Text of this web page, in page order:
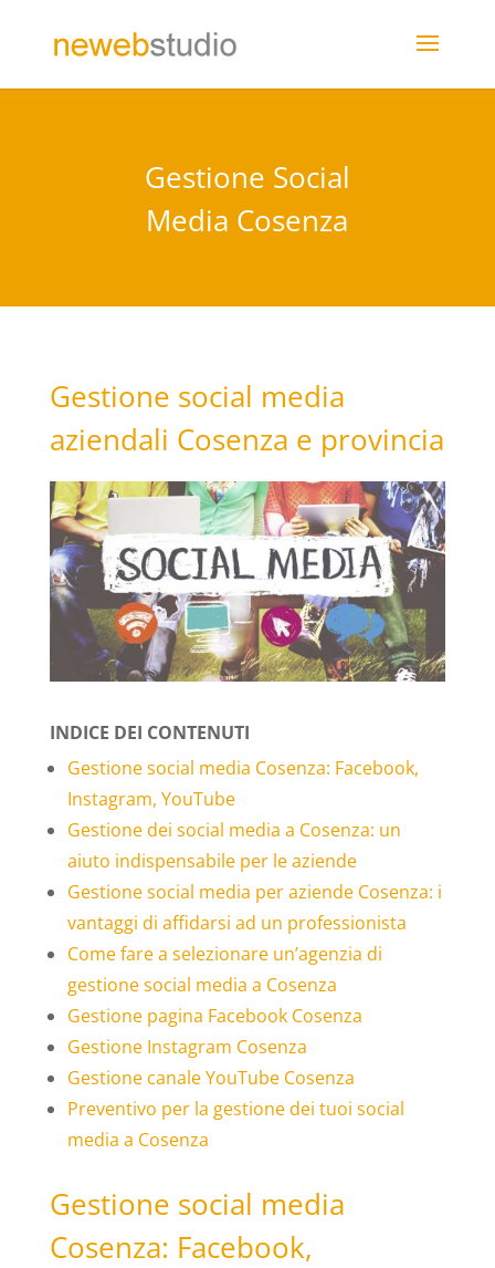
Gestione Social
Media Cosenza
Gestione social media
aziendali Cosenza e provincia
INDICE DEI CONTENUTI
Gestione social media Cosenza: Facebook,
Instagram, YouTube
Gestione dei social media a Cosenza: un
aiuto indispensabile per le aziende
Gestione social media per aziende Cosenza: i
vantaggi di affidarsi ad un professionista
Come fare a selezionare un’agenzia di
gestione social media a Cosenza
Gestione pagina Facebook Cosenza
Gestione Instagram Cosenza
Gestione canale YouTube Cosenza
Preventivo per la gestione dei tuoi social
media a Cosenza
Gestione social media
Cosenza: Facebook,